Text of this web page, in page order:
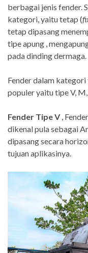
berbagai jenis fender.
kategori, yaitu tetap (
tetap dipasang
tipe apung ,
pada dinding dermaga.
Fender dalam
populer yaitu tipe V,
Fender Tipe V ,
dikenal pula sebagai
dipasang secara
tujuan aplikasinya.